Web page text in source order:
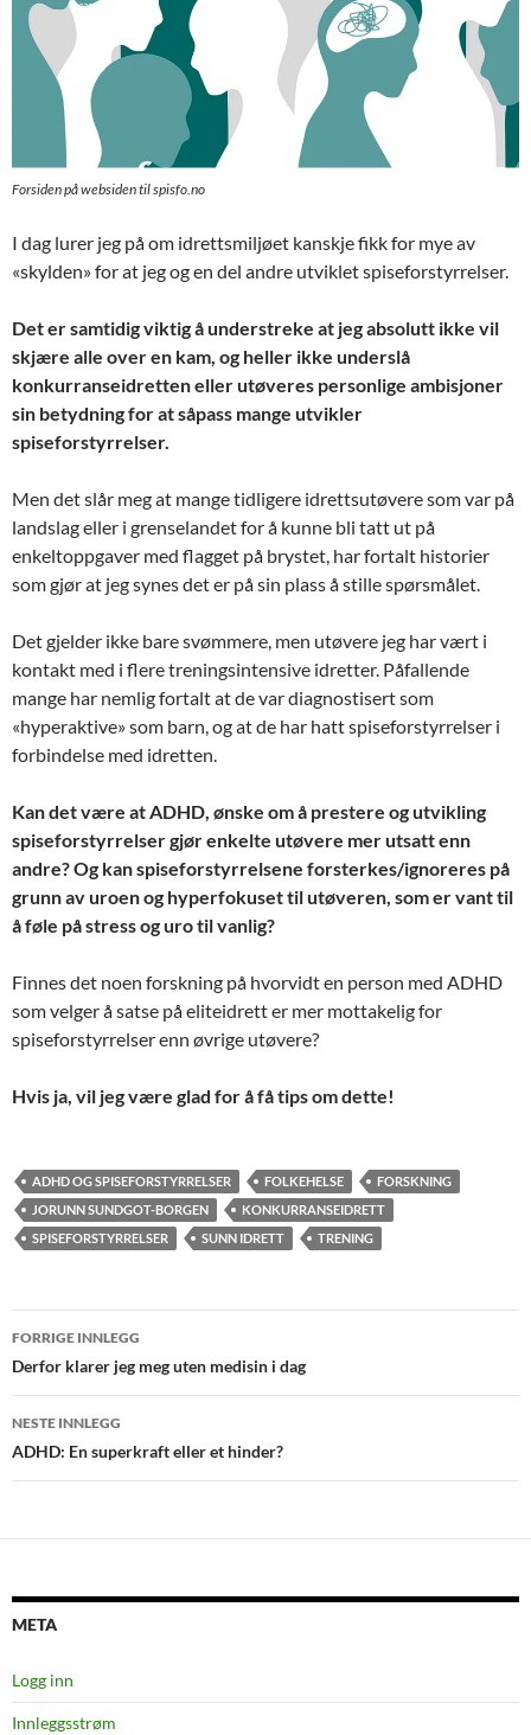
Forsiden på websiden til spisfo.no
I dag lurer jeg på om idrettsmiljøet kanskje fikk for mye av
«skylden» for at jeg og en del andre utviklet spiseforstyrrelser.
Det er samtidig viktig å understreke at jeg absolutt ikke vil
skjære alle over en kam, og heller ikke underslå
konkurranseidretten eller utøveres personlige ambisjoner
sin betydning for at såpass mange utvikler
spiseforstyrrelser.
Men det slår meg at mange tidligere idrettsutøvere som var på
landslag eller i grenselandet for å kunne bli tatt ut på
enkeltoppgaver med flagget på brystet, har fortalt historier
som gjør at jeg synes det er på sin plass å stille spørsmålet.
Det gjelder ikke bare svømmere, men utøvere jeg har vært i
kontakt med i flere treningsintensive idretter. Påfallende
mange har nemlig fortalt at de var diagnostisert som
«hyperaktive» som barn, og at de har hatt spiseforstyrrelser i
forbindelse med idretten.
Kan det være at ADHD, ønske om å prestere og utvikling
spiseforstyrrelser gjør enkelte utøvere mer utsatt enn
andre? Og kan spiseforstyrrelsene forsterkes/ignoreres på
grunn av uroen og hyperfokuset til utøveren, som er vant til
å føle på stress og uro til vanlig?
Finnes det noen forskning på hvorvidt en person med ADHD
som velger å satse på eliteidrett er mer mottakelig for
spiseforstyrrelser enn øvrige utøvere?
Hvis ja, vil jeg være glad for å få tips om dette!
ADHD OG SPISEFORSTYRRELSER FOLKEHELSE
FORSKNING
JORUNN SUNDGOT-BORGEN
KONKURRANSEIDRETT
SPISEFORSTYRRELSER
SUNN IDRETT TRENING
Innleggsnavigasjon
FORRIGE INNLEGG
Derfor klarer jeg meg uten medisin i dag
NESTE INNLEGG
ADHD: En superkraft eller et hinder?
META
Logg inn
Innleggsstrøm